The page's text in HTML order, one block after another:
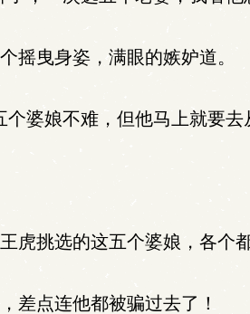
摇曳身姿，满眼的嫉妒道。
婆娘不难，但他马上就要
虎挑选的这五个婆娘，各个
差点连他都被骗过去了！